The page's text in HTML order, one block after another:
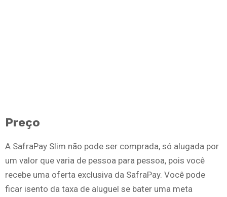
Preço
A SafraPay Slim não pode ser comprada, só alugada por
um valor que varia de pessoa para pessoa, pois você
recebe uma oferta exclusiva da SafraPay. Você pode
ficar isento da taxa de aluguel se bater uma meta